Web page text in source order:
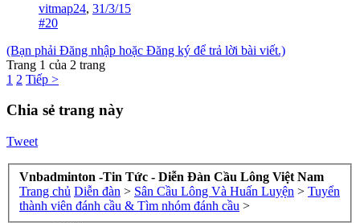
vitmap24, 31/3/15
#20
(Bạn phải Đăng nhập hoặc Đăng ký để trả lời bài viết.)
Trang 1 của 2 trang
1 2 Tiếp >
Chia sẻ trang này
Tweet
Vnbadminton -Tin Tức - Diễn Đàn Cầu Lông Việt Nam
Trang chủ Diễn đàn > Sân Cầu Lông Và Huấn Luyện > Tuyển
thành viên đánh cầu & Tìm nhóm đánh cầu >